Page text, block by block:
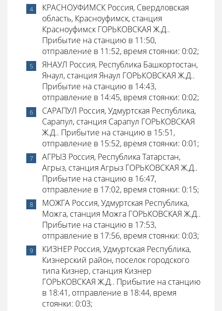
КРАСНОУФИМСК Россия, Свердловская
область, Красноуфимск, станция
Красноуфимск ГОРЬКОВСКАЯ Ж.Д..
Прибытие на станцию в 11:50,
отправление в 11:52, время стоянки: 0:02;
ЯНАУЛ Россия, Республика Башкортостан,
Янаул, станция Янаул ГОРЬКОВСКАЯ Ж.Д..
Прибытие на станцию в 14:43,
отправление в 14:45, время стоянки: 0:02;
САРАПУЛ Россия, Удмуртская Республика,
Сарапул, станция Сарапул ГОРЬКОВСКАЯ
Ж.Д.. Прибытие на станцию в 15:51,
отправление в 15:52, время стоянки: 0:01;
АГРЫЗ Россия, Республика Татарстан,
Агрыз, станция Агрыз ГОРЬКОВСКАЯ Ж.Д..
Прибытие на станцию в 16:47,
отправление в 17:02, время стоянки: 0:15;
МОЖГА Россия, Удмуртская Республика,
Можга, станция Можга ГОРЬКОВСКАЯ Ж.Д..
Прибытие на станцию в 17:53,
отправление в 17:56, время стоянки: 0:03;
КИЗНЕР Россия, Удмуртская Республика,
Кизнерский район, поселок городского
типа Кизнер, станция Кизнер
ГОРЬКОВСКАЯ Ж.Д.. Прибытие на станцию
в 18:41, отправление в 18:44, время
стоянки: 0:03;